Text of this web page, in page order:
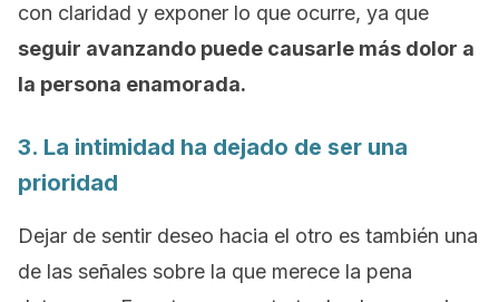
con claridad y exponer lo que ocurre, ya que
seguir avanzando puede causarle más dolor a
la persona enamorada.
3. La intimidad ha dejado de ser una
prioridad
Dejar de sentir deseo hacia el otro es también una
de las señales sobre la que merece la pena